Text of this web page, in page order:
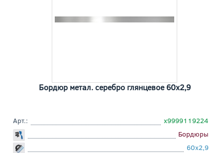
Бордюр метал. серебро глянцевое 60x2,9
Арт.:
х9999119224
Бордюры
60x2,9